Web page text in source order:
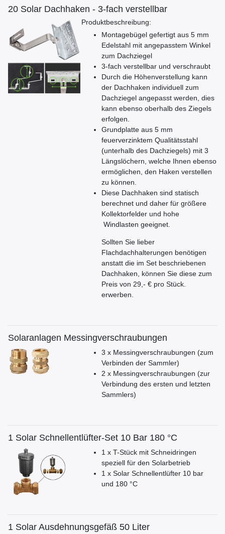
20 Solar Dachhaken - 3-fach verstellbar
Produktbeschreibung:
Montagebügel gefertigt aus 5 mm
Edelstahl mit angepasstem Winkel
zum Dachziegel
3-fach verstellbar und verschraubt
Durch die Höhenverstellung kann
der Dachhaken individuell zum
Dachziegel angepasst werden, dies
kann ebenso oberhalb des Ziegels
erfolgen.
Grundplatte aus 5 mm
feuerverzinktem Qualitätsstahl
(unterhalb des Dachziegels) mit 3
Längslöchern, welche Ihnen ebenso
ermöglichen, den Haken verstellen
zu können.
Diese Dachhaken sind statisch
berechnet und daher für größere
Kollektorfelder und hohe
Windlasten geeignet.
Sollten Sie lieber
Flachdachhalterungen benötigen
anstatt die im Set beschriebenen
Dachhaken, können Sie diese zum
Preis von 29,- € pro Stück.
erwerben.
Solaranlagen Messingverschraubungen
3 x Messingverschraubungen (zum
Verbinden der Sammler)
2 x Messingverschraubungen (zur
Verbindung des ersten und letzten
Sammlers)
1 Solar Schnellentlüfter-Set 10 Bar 180 °C
1 x T-Stück mit Schneidringen
speziell für den Solarbetrieb
1 x Solar Schnellentlüfter 10 bar
und 180 °C
1 Solar Ausdehnungsgefäß 50 Liter